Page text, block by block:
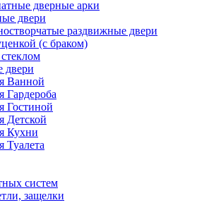
дверные арки
двери
раздвижные двери
(с браком)
двери
Ванной
Гардероба
Гостиной
Детской
Кухни
Туалета
систем
защелки